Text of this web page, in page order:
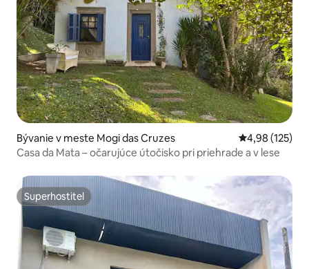
Bývanie v meste Mogi das Cruzes Priemerné
4,98 (125)
Casa da Mata – očarujúce útočisko pri priehrade a v lese
Superhostiteľ
Superhostiteľ